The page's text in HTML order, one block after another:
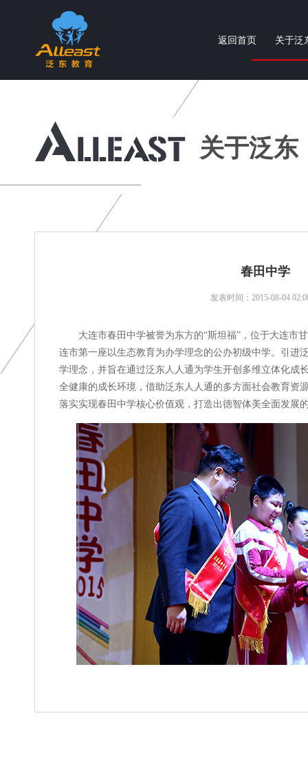
个性化智慧教育产品与服务提供商
返回首页 关于泛
关于泛东
春田中学
发表时间：2015-08-04
大连市春田中学被誉为东方的“斯坦福”，位于大连市
连市第一座以生态教育为办学理念的公办初级中学。引进
学理念，并旨在通过泛东人人通为学生开创多维立体化成
全健康的成长环境，借助泛东人人通的多方面社会教育资
落实实现春田中学核心价值观，打造出德智体美全面发展